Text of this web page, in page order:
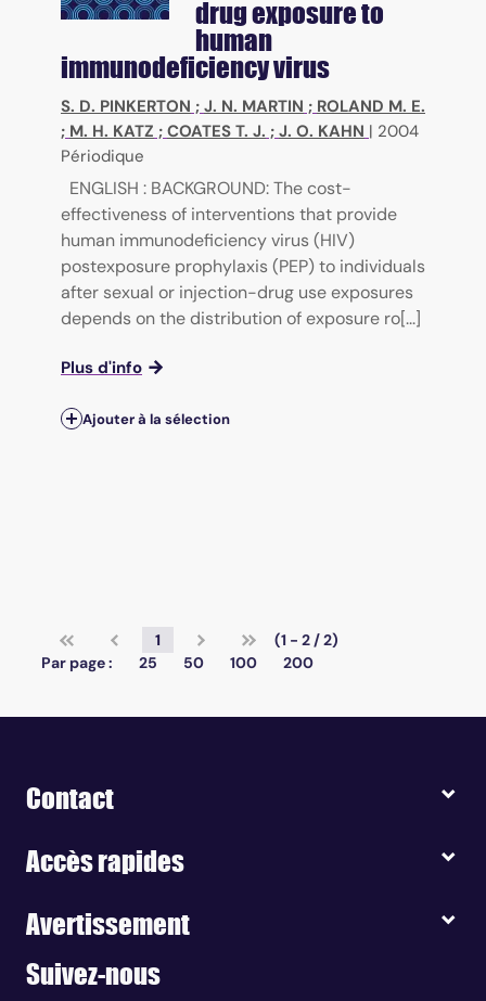
drug exposure to
human
immunodeficiency virus
S. D. PINKERTON ; J. N. MARTIN ; ROLAND M. E.
; M. H. KATZ ; COATES T. J. ; J. O. KAHN | 2004
Périodique
ENGLISH : BACKGROUND: The cost-
effectiveness of interventions that provide
human immunodeficiency virus (HIV)
postexposure prophylaxis (PEP) to individuals
after sexual or injection-drug use exposures
depends on the distribution of exposure ro[...]
Plus d'info
Ajouter à la sélection
1
(1 - 2 / 2)
Par page :
25 50 100 200
Contact
Accès rapides
Avertissement
Suivez-nous